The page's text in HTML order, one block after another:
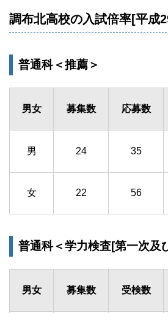
調布北高校の入試倍率[平成
普通科＜推薦＞
男女 募集数 応募数
男 24 35
女 22 56
普通科＜学力検査[第一次及
男女 募集数 受検数